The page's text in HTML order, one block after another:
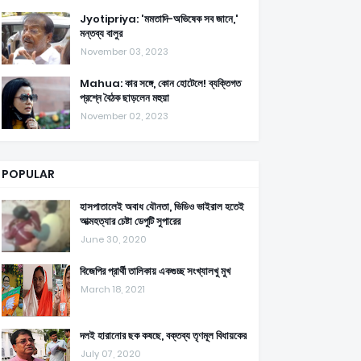
Jyotipriya: 'মমতাদি-অভিষেক সব জানে,'
মন্তব্য বালুর
November 03, 2023
Mahua: কার সঙ্গে, কোন হোটেলে! ব্যক্তিগত
প্রশ্নে বৈঠক ছাড়লেন মহুয়া
November 02, 2023
POPULAR
হাসপাতালেই অবাধ যৌনতা, ভিডিও ভাইরাল হতেই
আত্মহত্যার চেষ্টা ডেপুটি সুপারের
June 30, 2020
বিজেপির প্রার্থী তালিকায় একগুচ্ছ সংখ্যালখু মুখ
March 18, 2021
দলই হারানোর ছক কষছে, বক্তব্য তৃণমূল বিধায়কের
July 07, 2020